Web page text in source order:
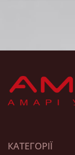
КАТЕГОРІЇ